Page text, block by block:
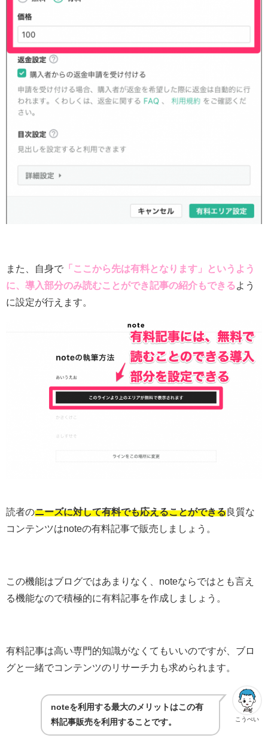
また、自身で 「ここから先は有料となります」というよう
に、導入部分のみ読むことができ記事の紹介もできるよう
に設定が行えます。
読者のニーズに対して有料でも応えることができる良質な
コンテンツはnoteの有料記事で販売しましょう。
この機能はブログではあまりなく、noteならではとも言え
る機能なので積極的に有料記事を作成しましょう。
有料記事は高い専門的知識がなくてもいいのですが、ブロ
グと一緒でコンテンツのリサーチ力も求められます。
こうぺい
noteを利用する最大のメリットはこの有
料記事販売を利用することです。